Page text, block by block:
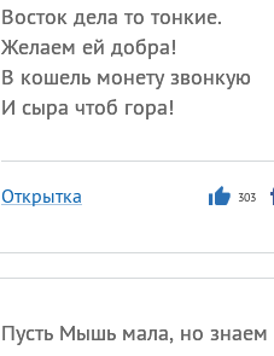
Восток дела то тонкие.
Желаем ей добра!
В кошель монету звонкую
И сыра чтоб гора!
Открытка 303
Пусть Мышь мала, но